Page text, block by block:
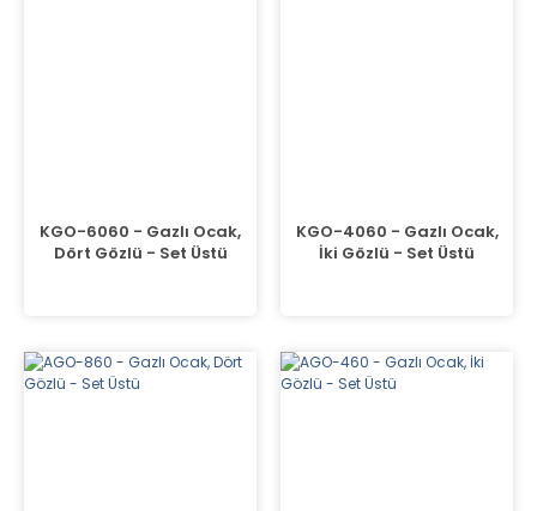
KGO-6060 - Gazlı Ocak,
Dört Gözlü - Set Üstü
KGO-4060 - Gazlı Ocak,
İki Gözlü - Set Üstü